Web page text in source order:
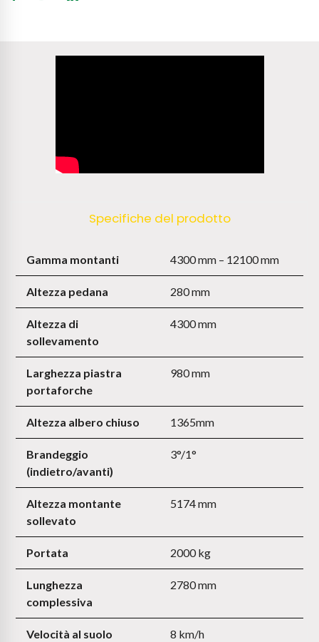
Specifiche del prodotto
Gamma montanti 4300 mm – 12100 mm
Altezza pedana 280 mm
Altezza di
sollevamento
4300 mm
Larghezza piastra
portaforche
980 mm
Altezza albero chiuso 1365mm
Brandeggio
(indietro/avanti)
3°/1°
Altezza montante
sollevato
5174 mm
Portata 2000 kg
Lunghezza
complessiva
2780 mm
Velocità al suolo 8 km/h